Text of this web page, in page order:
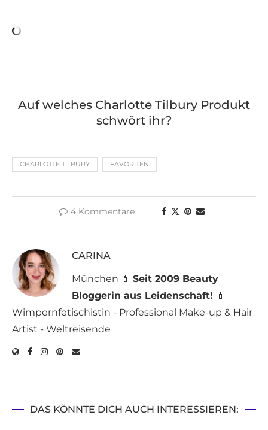
Auf welches Charlotte Tilbury Produkt
schwört ihr?
CHARLOTTE TILBURY FAVORITEN
4 Kommentare
CARINA
München 💄 Seit 2009 Beauty
Bloggerin aus Leidenschaft! 💄
Wimpernfetischistin - Professional Make-up & Hair
Artist - Weltreisende
DAS KÖNNTE DICH AUCH INTERESSIEREN: